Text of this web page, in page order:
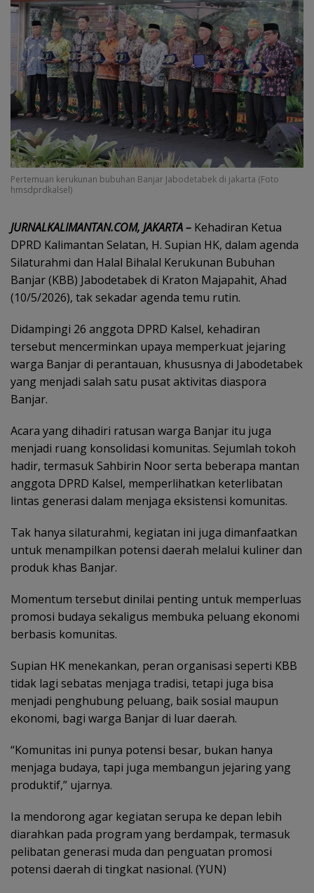
Pertemuan kerukunan bubuhan Banjar Jabodetabek di jakarta (Foto
hmsdprdkalsel)
JURNALKALIMANTAN.COM, JAKARTA – Kehadiran Ketua
DPRD Kalimantan Selatan, H. Supian HK, dalam agenda
Silaturahmi dan Halal Bihalal Kerukunan Bubuhan
Banjar (KBB) Jabodetabek di Kraton Majapahit, Ahad
(10/5/2026), tak sekadar agenda temu rutin.
Didampingi 26 anggota DPRD Kalsel, kehadiran
tersebut mencerminkan upaya memperkuat jejaring
warga Banjar di perantauan, khususnya di Jabodetabek
yang menjadi salah satu pusat aktivitas diaspora
Banjar.
Acara yang dihadiri ratusan warga Banjar itu juga
menjadi ruang konsolidasi komunitas. Sejumlah tokoh
hadir, termasuk Sahbirin Noor serta beberapa mantan
anggota DPRD Kalsel, memperlihatkan keterlibatan
lintas generasi dalam menjaga eksistensi komunitas.
Tak hanya silaturahmi, kegiatan ini juga dimanfaatkan
untuk menampilkan potensi daerah melalui kuliner dan
produk khas Banjar.
Momentum tersebut dinilai penting untuk memperluas
promosi budaya sekaligus membuka peluang ekonomi
berbasis komunitas.
Supian HK menekankan, peran organisasi seperti KBB
tidak lagi sebatas menjaga tradisi, tetapi juga bisa
menjadi penghubung peluang, baik sosial maupun
ekonomi, bagi warga Banjar di luar daerah.
‎“Komunitas ini punya potensi besar, bukan hanya
menjaga budaya, tapi juga membangun jejaring yang
produktif,” ujarnya.
Ia mendorong agar kegiatan serupa ke depan lebih
diarahkan pada program yang berdampak, termasuk
pelibatan generasi muda dan penguatan promosi
potensi daerah di tingkat nasional. (YUN)